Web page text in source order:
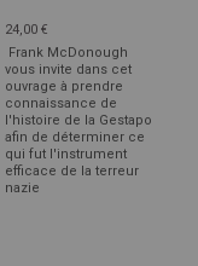
24,00 €
Frank McDonough
vous invite dans cet
ouvrage à prendre
connaissance de
l'histoire de la Gestapo
afin de déterminer ce
qui fut l'instrument
efficace de la terreur
nazie